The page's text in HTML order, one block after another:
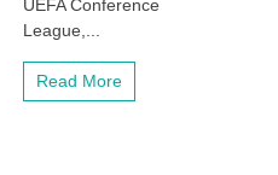
UEFA Conference
League,...
Read More